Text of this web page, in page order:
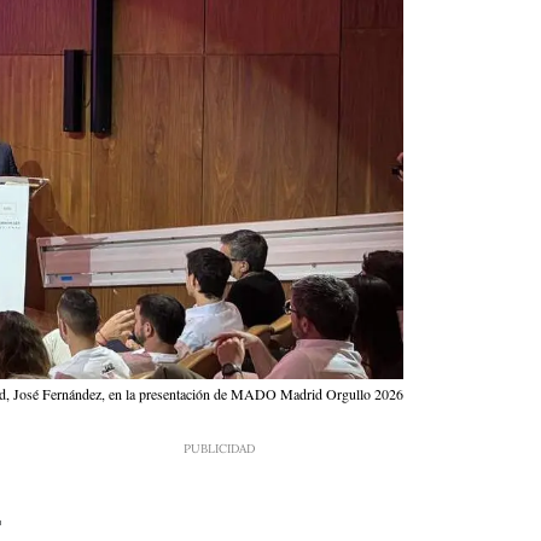
José Fernández, en la presentación de MADO Madrid Orgullo 2026